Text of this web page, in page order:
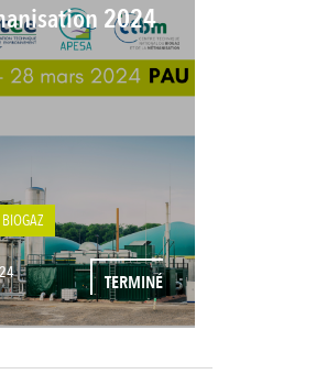
2024
BIOGAZ
TERMINÉ